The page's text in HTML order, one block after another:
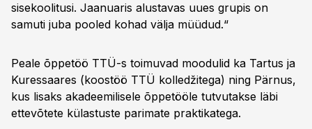
sisekoolitusi. Jaanuaris alustavas uues grupis on
samuti juba pooled kohad välja müüdud.“
Peale õppetöö TTÜ-s toimuvad moodulid ka Tartus ja
Kuressaares (koostöö TTÜ kolledžitega) ning Pärnus,
kus lisaks akadeemilisele õppetööle tutvutakse läbi
ettevõtete külastuste parimate praktikatega.